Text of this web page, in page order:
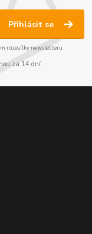
Přihlásit se
rozesílky newsletteru.
za 14 dní.